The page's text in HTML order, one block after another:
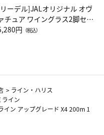
ーデル]JALオリジナル オヴ
チュア ワイングラス2脚セッ
（レッドワイン）
円 （税込）
> ライン・ハリス
ライン
イン アップグレード X4 200m 1